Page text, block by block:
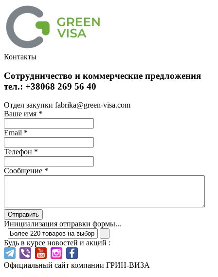
Контакты
Сотрудничество и коммерческие предложения
тел.: +38068 269 56 40
Отдел закупки fabrika@green-visa.com
Ваше имя *
Email *
Телефон *
Сообщение *
Отправить
Инициализация отправки формы...
Будь в курсе новостей и акций :
Официальный сайт компании ГРИН-ВИЗА